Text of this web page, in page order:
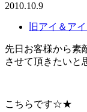
2010.10.9
旧アイ＆ア
先日お客様から素
させて頂きたいと
こちらです☆★